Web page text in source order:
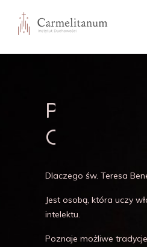
PATRONKA
Dlaczego św. Teresa
Jest osobą, która uczy
intelektu.
Poznaje możliwe